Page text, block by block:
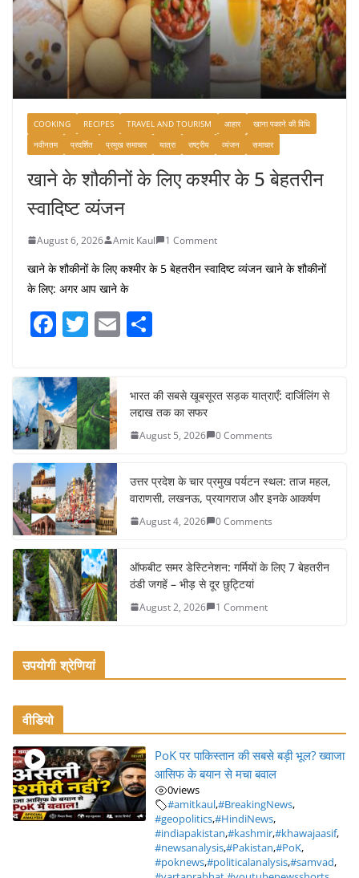
COOKING RECIPES TRAVEL AND TOURISM आहार
खाना पकाने की विधि
नवीनतम
प्रदर्शित प्रमुख समाचार यात्रा राष्ट्रीय व्यंजन समाचार
खाने के शौकीनों के लिए कश्मीर के 5 बेहतरीन
स्वादिष्ट व्यंजन
August 6, 2026 Amit Kaul 1 Comment
खाने के शौकीनों के लिए कश्मीर के 5 बेहतरीन स्वादिष्ट व्यंजन खाने के शौकीनों
के लिए: अगर आप खाने के
F
c
e
b
o
o
k
T
itt
er
E
e
भारत की सबसे खूबसूरत सड़क यात्राएँ: दार्जिलिंग से
लद्दाख तक का सफर
August 5, 2026 0 Comments
उत्तर प्रदेश के चार प्रमुख पर्यटन स्थल: ताज महल,
वाराणसी, लखनऊ, प्रयागराज और इनके आकर्षण
August 4, 2026 0 Comments
ऑफबीट समर डेस्टिनेशन: गर्मियों के लिए 7 बेहतरीन
ठंडी जगहें – भीड़ से दूर छुट्टियां
August 2, 2026 1 Comment
उपयोगी श्रेणियां
वीडियो
PoK पर पाकिस्तान की सबसे बड़ी भूल? ख्वाजा
आसिफ के बयान से मचा बवाल
0views
#amitkaul,#BreakingNews,
#geopolitics,#HindiNews,
#indiapakistan,#kashmir,#khawajaasif,
#newsanalysis,#Pakistan,#PoK,
#poknews,#politicalanalysis,#samvad,